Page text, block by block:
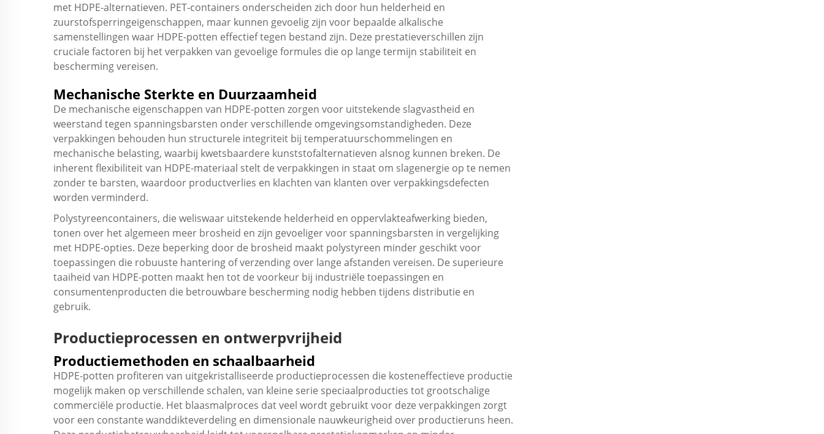
met HDPE-alternatieven. PET-containers onderscheiden zich door hun helderheid en
zuurstofsperringeigenschappen, maar kunnen gevoelig zijn voor bepaalde alkalische
samenstellingen waar HDPE-potten effectief tegen bestand zijn. Deze prestatieverschillen zijn
cruciale factoren bij het verpakken van gevoelige formules die op lange termijn stabiliteit en
bescherming vereisen.
Mechanische Sterkte en Duurzaamheid
De mechanische eigenschappen van HDPE-potten zorgen voor uitstekende slagvastheid en
weerstand tegen spanningsbarsten onder verschillende omgevingsomstandigheden. Deze
verpakkingen behouden hun structurele integriteit bij temperatuurschommelingen en
mechanische belasting, waarbij kwetsbaardere kunststofalternatieven alsnog kunnen breken. De
inherent flexibiliteit van HDPE-materiaal stelt de verpakkingen in staat om slagenergie op te nemen
zonder te barsten, waardoor productverlies en klachten van klanten over verpakkingsdefecten
worden verminderd.
Polystyreencontainers, die weliswaar uitstekende helderheid en oppervlakteafwerking bieden,
tonen over het algemeen meer brosheid en zijn gevoeliger voor spanningsbarsten in vergelijking
met HDPE-opties. Deze beperking door de brosheid maakt polystyreen minder geschikt voor
toepassingen die robuuste hantering of verzending over lange afstanden vereisen. De superieure
taaiheid van HDPE-potten maakt hen tot de voorkeur bij industriële toepassingen en
consumentenproducten die betrouwbare bescherming nodig hebben tijdens distributie en
gebruik.
Productieprocessen en ontwerpvrijheid
Productiemethoden en schaalbaarheid
HDPE-potten profiteren van uitgekristalliseerde productieprocessen die kosteneffectieve productie
mogelijk maken op verschillende schalen, van kleine serie speciaalproducties tot grootschalige
commerciële productie. Het blaasmalproces dat veel wordt gebruikt voor deze verpakkingen zorgt
voor een constante wanddikteverdeling en dimensionale nauwkeurigheid over productieruns heen.